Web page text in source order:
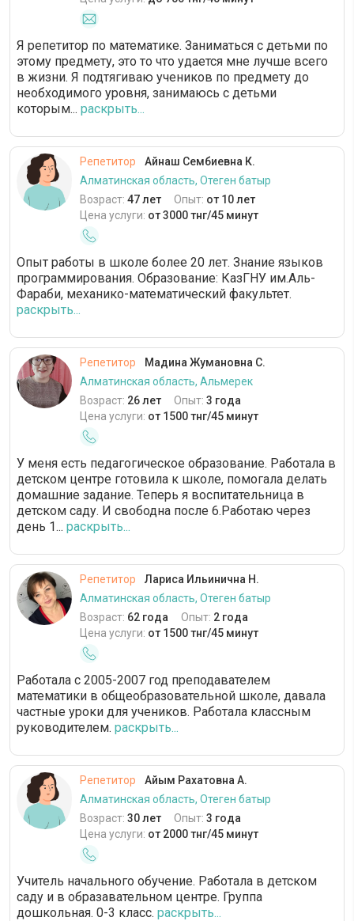
Я репетитор по математике. Заниматься с детьми по
этому предмету, это то что удается мне лучше всего
в жизни. Я подтягиваю учеников по предмету до
необходимого уровня, занимаюсь с детьми
которым... раскрыть...
Репетитор
Айнаш Сембиевна К.
Алматинская область, Отеген батыр
Возраст: 47 лет Опыт: от 10 лет
Цена услуги: от 3000 тнг/45 минут
Опыт работы в школе более 20 лет. Знание языков
программирования. Образование: КазГНУ им.Аль-
Фараби, механико-математический факультет.
раскрыть...
Репетитор
Мадина Жумановна С.
Алматинская область, Альмерек
Возраст: 26 лет Опыт: 3 года
Цена услуги: от 1500 тнг/45 минут
У меня есть педагогическое образование. Работала в
детском центре готовила к школе, помогала делать
домашние задание. Теперь я воспитательница в
детском саду. И свободна после 6.Работаю через
день 1... раскрыть...
Репетитор
Лариса Ильинична Н.
Алматинская область, Отеген батыр
Возраст: 62 года Опыт: 2 года
Цена услуги: от 1500 тнг/45 минут
Работала с 2005-2007 год преподавателем
математики в общеобразовательной школе, давала
частные уроки для учеников. Работала классным
руководителем. раскрыть...
Репетитор
Айым Рахатовна А.
Алматинская область, Отеген батыр
Возраст: 30 лет Опыт: 3 года
Цена услуги: от 2000 тнг/45 минут
Учитель начального обучение. Работала в детском
саду и в образавательном центре. Группа
дошкольная. 0-3 класс. раскрыть...